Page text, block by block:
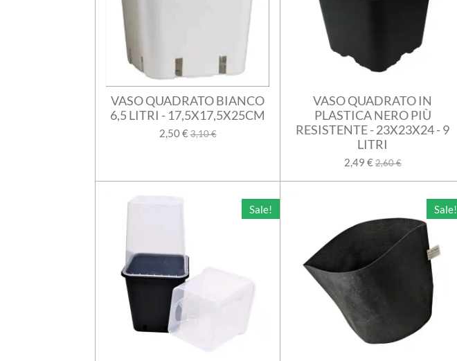
VASO QUADRATO BIANCO
6,5 LITRI - 17,5X17,5X25CM
2,50 €3,10 €
VASO QUADRATO IN
PLASTICA NERO PIÙ
RESISTENTE - 23X23X24 - 9
LITRI
2,49 €2,60 €
Sale! Sale!